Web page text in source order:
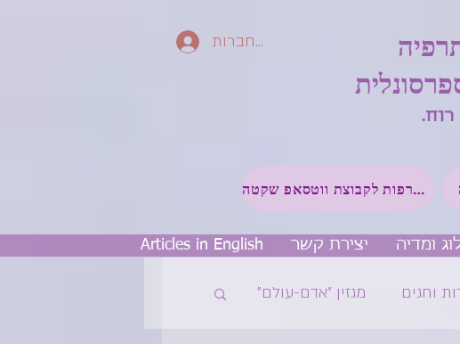
להתחברות
רוח.
הצטרפות לקבוצת ווטסאפ שקטה
ומדיה יצירת קשר Articles in English
וחגים מגזין ״אדם-עולם״